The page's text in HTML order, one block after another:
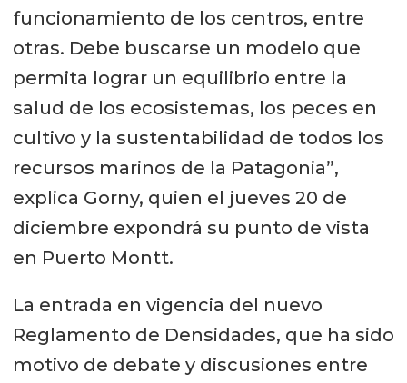
funcionamiento de los centros, entre
otras. Debe buscarse un modelo que
permita lograr un equilibrio entre la
salud de los ecosistemas, los peces en
cultivo y la sustentabilidad de todos los
recursos marinos de la Patagonia”,
explica Gorny, quien el jueves 20 de
diciembre expondrá su punto de vista
en Puerto Montt.
La entrada en vigencia del nuevo
Reglamento de Densidades, que ha sido
motivo de debate y discusiones entre